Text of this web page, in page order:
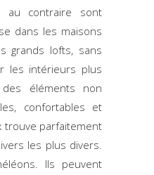
au contraire sont
dans les maisons
grands lofts, sans
les intérieurs plus
éléments non
confortables et
trouve parfaitement
les plus divers.
Ils peuvent